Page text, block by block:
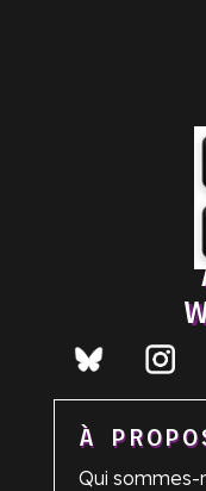
À
Qui sommes-